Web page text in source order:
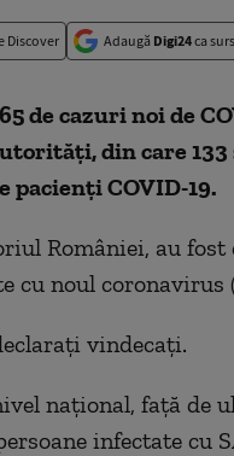
Discover Adaugă Digi24ca
de cazuri noi de
din care
pacienți COVID-19.
României, au
cu noul coronavirus
vindecați.
național, față de
infectate cu